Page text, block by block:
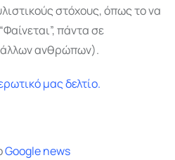
στόχους, όπως το να
πάντα σε
άλλων ανθρώπων).
μας δελτίο.
Googlenews